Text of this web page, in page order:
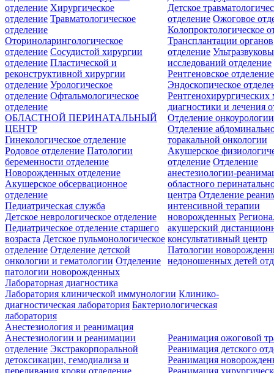
отделение Хирургическое
отделение Травматологическое
отделение
Оториноларингологическое
отделение Сосудистой хирургии
отделение Пластической и
реконструктивной хирургии
отделение Урологическое
отделение Офтальмологическое
отделение
Детское
отделение Ожоговое
Колопроктологическое
Трансплантации органов
отделение
исследований отделение
Рентгеновское отделение
Эндоскопическое
Рентгенохирургических
диагностики и лечения
Отделение онкоурологии
Отделение
торакальной онкологии
ОБЛАСТНОЙ ПЕРИНАТАЛЬНЫЙ
ЦЕНТР
Гинекологическое отделение
Родовое отделение Патологии
беременности отделение
Новорожденных отделение
Акушерское обсервационное
отделение
Акушерское
отделение Отделение
анестезиологии-
областного
центра Отделение
интенсивной терапии
новорожденных
акушерский
консультативный центр
Патологии
недоношенных детей
Педиатрическая служба
Детское неврологическое отделение
Педиатрическое отделение старшего
возраста Детское пульмонологическое
отделение Отделение детской
онкологии и гематологии Отделение
патологии новорожденных
Лабораторная диагностика
Лаборатория клинической иммунологии Клинико-
диагностическая лаборатория Бактериологическая
лаборатория
Анестезиология и реанимация
Анестезиологии и реанимации
отделение Экстракорпоральной
детоксикации, гемодиализа и
переливания крови отделение
Реанимация ожоговой
Реанимация детского
Реанимация
Реанимация